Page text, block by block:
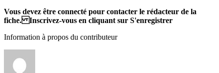
Vous devez être connecté pour contacter le rédacteur de la
fiche. Inscrivez-vous en cliquant sur S'enregistrer
Information à propos du contributeur